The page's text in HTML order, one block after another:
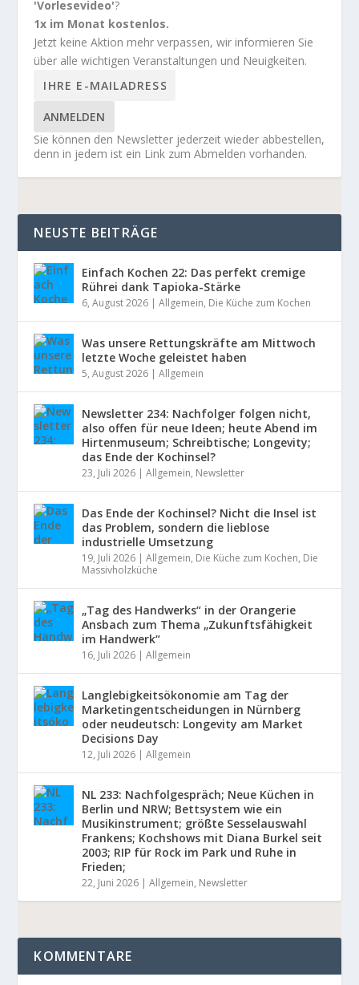
'Vorlesevideo'?
1x im Monat kostenlos.
Jetzt keine Aktion mehr verpassen, wir informieren Sie
über alle wichtigen Veranstaltungen und Neuigkeiten.
ANMELDEN
Sie können den Newsletter jederzeit wieder abbestellen,
denn in jedem ist ein Link zum Abmelden vorhanden.
NEUSTE BEITRÄGE
Einfach Kochen 22: Das perfekt cremige
Rührei dank Tapioka-Stärke
6, August 2026 |Allgemein, Die Küche zum Kochen
Was unsere Rettungskräfte am Mittwoch
letzte Woche geleistet haben
5, August 2026 |Allgemein
Newsletter 234: Nachfolger folgen nicht,
also offen für neue Ideen; heute Abend im
Hirtenmuseum; Schreibtische; Longevity;
das Ende der Kochinsel?
23, Juli 2026 |Allgemein, Newsletter
Das Ende der Kochinsel? Nicht die Insel ist
das Problem, sondern die lieblose
industrielle Umsetzung
19, Juli 2026 |Allgemein, Die Küche zum Kochen, Die
Massivholzküche
„Tag des Handwerks“ in der Orangerie
Ansbach zum Thema „Zukunftsfähigkeit
im Handwerk“
16, Juli 2026 |Allgemein
Langlebigkeitsökonomie am Tag der
Marketingentscheidungen in Nürnberg
oder neudeutsch: Longevity am Market
Decisions Day
12, Juli 2026 |Allgemein
NL 233: Nachfolgespräch; Neue Küchen in
Berlin und NRW; Bettsystem wie ein
Musikinstrument; größte Sesselauswahl
Frankens; Kochshows mit Diana Burkel seit
2003; RIP für Rock im Park und Ruhe in
Frieden;
22, Juni 2026 |Allgemein, Newsletter
KOMMENTARE